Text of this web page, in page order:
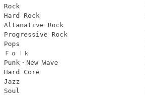
Rock
Hard Rock
Altanative Rock
Progressive Rock
Pops
Ｆｏｌｋ
Punk・New Wave
Hard Core
Jazz
Soul